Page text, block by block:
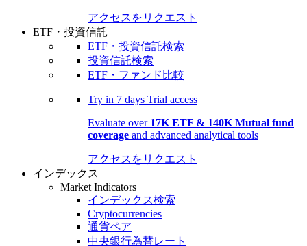
アクセスをリクエスト
ETF・投資信託
ETF・投資信託検索
投資信託検索
ETF・ファンド比較
Try in 7 days Trial access
Evaluate over 17K ETF & 140K Mutual fund
coverage and advanced analytical tools
アクセスをリクエスト
インデックス
Market Indicators
インデックス検索
Cryptocurrencies
通貨ペア
中央銀行為替レート